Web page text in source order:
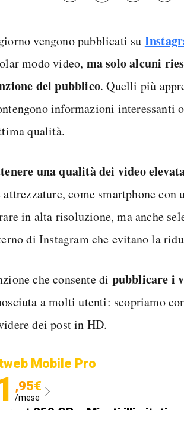
vengono pubblicati su
modo video, ma solo alcuni
del pubblico. Quelli più
informazioni interessanti
qualità.
una qualità dei video
attrezzature, come smartphone con
in alta risoluzione, ma anche
di Instagram che evitano la
che consente di pubblicare i
a molti utenti: scopriamo
dei post in HD.
Mobile Pro
,95€
/mese
250 GB e Minuti illimitati